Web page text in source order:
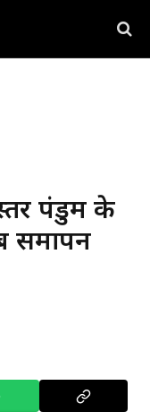
पंडुम के
समापन